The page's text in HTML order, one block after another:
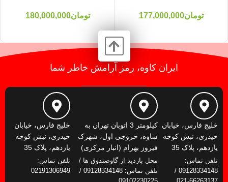
تومان177,000,000 تومان180,000,000
ایران کاوه، رمز آرامش خاطر شما
خلیج فارس، خیابان
حیدری، نبش کوچه
یازدهم، پلاک 35
تلفن تماس:
09128334148 /
کیلومتر 3 اتوبان تهران به
ساوه، خروجی اول، شهرک
فیروز بهرام (انبار مرکزی)
محل بازدید از گاوصندوق ها /
تلفن تماس: 09128334148 /
خلیج فارس، خیابان
حیدری، نبش کوچه
یازدهم، پلاک 35
تلفن تماس:
02191306949